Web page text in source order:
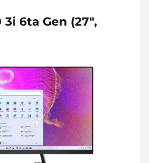
6ta Gen (27",